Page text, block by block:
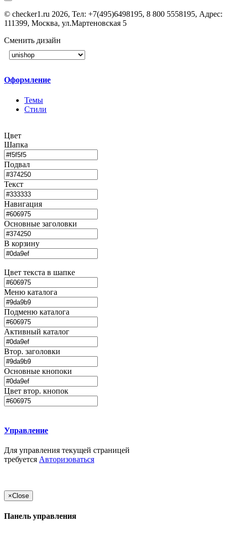
© checker1.ru 2026, Тел: +7(495)6498195, 8 800 5558195, Адрес:
111399, Москва, ул.Мартеновская 5
Сменить дизайн
Оформление
Темы
Стили
Цвет
Шапка
Подвал
Текст
Навигация
Основные заголовки
В корзину
Цвет текста в шапке
Меню каталога
Подменю каталога
Активный каталог
Втор. заголовки
Основные кнопоки
Цвет втор. кнопок
Управление
Для управления текущей страницей
требуется Авторизоваться
×Close
Панель управления